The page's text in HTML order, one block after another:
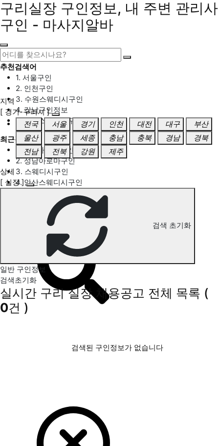
구리실장 구인정보, 내 주변 관리사
구인 - 마사지알바
추천검색어
1. 서울구인
2. 인천구인
3. 수원스웨디시구인
4. 강남구인정보
5. 동탄스웨디시구인
최근검색어
1. 일산마사지구인
2. 성남아로마구인
3. 스웨디시구인
4. 안산스웨디시구인
구리 실장 구인정보
지역
[ 경기-구리시 ]
전국
서울 경기 인천 대전 대구
부산
울산
광주 세종 충남 충북 경남
경북
전남
전북 강원 제주
상세
[ 실장 ]
검색 초기화
일반 구인정보
검색초기화
실시간 구리 실장 채용공고 전체 목록 (
0건 )
검색된 구인정보가 없습니다